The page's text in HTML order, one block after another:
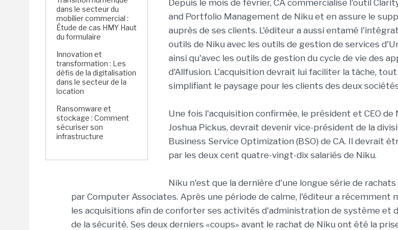
dans le secteur du
mobilier commercial :
Étude de cas HMY Haut
du formulaire
Innovation et
transformation : Les
défis de la digitalisation
dans le secteur de la
location
Ransomware et
stockage : Comment
sécuriser son
infrastructure
Depuis le mois de février, CA commercialise l'outil
and Portfolio Management de Niku et en assure le
auprès de ses clients. L'éditeur a aussi entamé
outils de Niku avec les outils de gestion de services
ainsi qu'avec les outils de gestion du cycle de vie des
d'Allfusion. L'acquisition devrait lui faciliter la tâche,
simplifiant le paysage pour les clients des deux
Une fois l'acquisition confirmée, le président et CEO de
Joshua Pickus, devrait devenir vice-président de la
Business Service Optimization (BSO) de CA. Il devrait
par les deux cent quatre-vingt-dix salariés de Niku.
Niku n'est que la dernière d'une longue série de rachats
par Computer Associates. Après une période de calme, l'éditeur a récemment
les acquisitions afin de conforter ses activités d'administration de système et
de la sécurité. Ses deux derniers «coups» avant le rachat de Niku ont été la